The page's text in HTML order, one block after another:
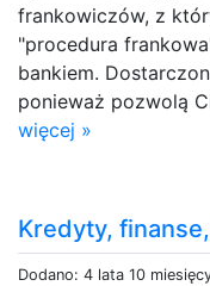
frankowiczów, z
"procedura
bankiem.
ponieważ pozwolą
więcej »
Kredyty,
Dodano: 4 lata 10